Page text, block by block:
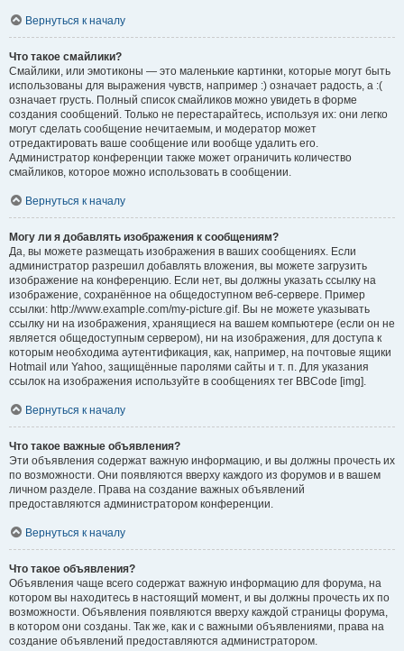
Вернуться к началу
Что такое смайлики?
Смайлики, или эмотиконы — это маленькие картинки, которые могут быть
использованы для выражения чувств, например :) означает радость, а :(
означает грусть. Полный список смайликов можно увидеть в форме
создания сообщений. Только не перестарайтесь, используя их: они легко
могут сделать сообщение нечитаемым, и модератор может
отредактировать ваше сообщение или вообще удалить его.
Администратор конференции также может ограничить количество
смайликов, которое можно использовать в сообщении.
Вернуться к началу
Могу ли я добавлять изображения к сообщениям?
Да, вы можете размещать изображения в ваших сообщениях. Если
администратор разрешил добавлять вложения, вы можете загрузить
изображение на конференцию. Если нет, вы должны указать ссылку на
изображение, сохранённое на общедоступном веб-сервере. Пример
ссылки: http://www.example.com/my-picture.gif. Вы не можете указывать
ссылку ни на изображения, хранящиеся на вашем компьютере (если он не
является общедоступным сервером), ни на изображения, для доступа к
которым необходима аутентификация, как, например, на почтовые ящики
Hotmail или Yahoo, защищённые паролями сайты и т. п. Для указания
ссылок на изображения используйте в сообщениях тег BBCode [img].
Вернуться к началу
Что такое важные объявления?
Эти объявления содержат важную информацию, и вы должны прочесть их
по возможности. Они появляются вверху каждого из форумов и в вашем
личном разделе. Права на создание важных объявлений
предоставляются администратором конференции.
Вернуться к началу
Что такое объявления?
Объявления чаще всего содержат важную информацию для форума, на
котором вы находитесь в настоящий момент, и вы должны прочесть их по
возможности. Объявления появляются вверху каждой страницы форума,
в котором они созданы. Так же, как и с важными объявлениями, права на
создание объявлений предоставляются администратором.